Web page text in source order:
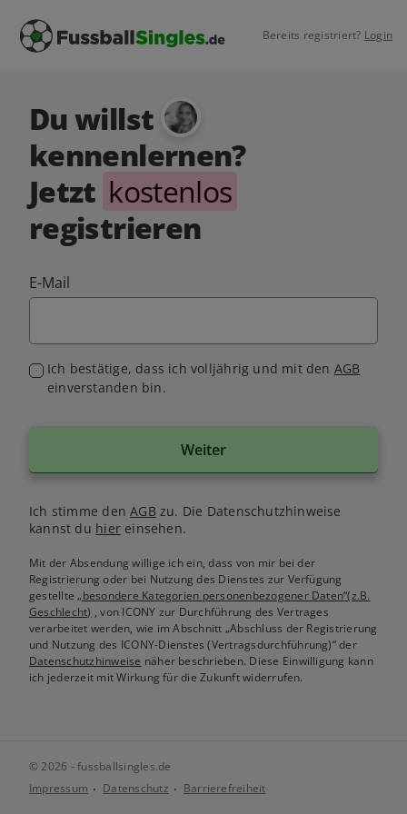
Bereits registriert? Login
Du willst
kennenlernen?
Jetzt kostenlos
registrieren
E-Mail
Ich bestätige, dass ich volljährig und mit den AGB
einverstanden bin.
Weiter
Ich stimme denAGB zu. Die Datenschutzhinweise
kannst du hiereinsehen.
Mit der Absendung willige ich ein, dass von mir bei der
Registrierung oder bei Nutzung des Dienstes zur Verfügung
gestellte„besondere Kategorien personenbezogener Daten“(z.B.
Geschlecht) , von ICONY zur Durchführung des Vertrages
verarbeitet werden, wie im Abschnitt „Abschluss der Registrierung
und Nutzung des ICONY-Dienstes (Vertragsdurchführung)“ der
Datenschutzhinweise näher beschrieben. Diese Einwilligung kann
ich jederzeit mit Wirkung für die Zukunft widerrufen.
© 2026 - fussballsingles.de
Impressum
Datenschutz Barrierefreiheit